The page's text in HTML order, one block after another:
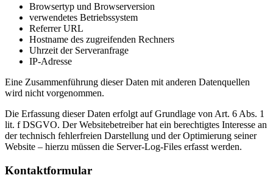
Browsertyp und Browserversion
verwendetes Betriebssystem
Referrer URL
Hostname des zugreifenden Rechners
Uhrzeit der Serveranfrage
IP-Adresse
Eine Zusammenführung dieser Daten mit anderen Datenquellen
wird nicht vorgenommen.
Die Erfassung dieser Daten erfolgt auf Grundlage von Art. 6 Abs. 1
lit. f DSGVO. Der Websitebetreiber hat ein berechtigtes Interesse an
der technisch fehlerfreien Darstellung und der Optimierung seiner
Website – hierzu müssen die Server-Log-Files erfasst werden.
Kontaktformular